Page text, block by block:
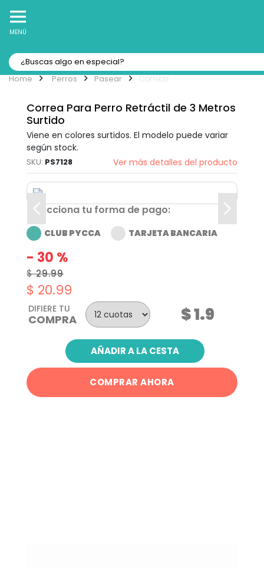
MENÚ
Perros Pasear Correas
Correa Para Perro Retráctil de 3 Metros
Surtido
Viene en colores surtidos. El modelo puede variar
según stock.
PS7128 Ver más detalles del producto
Selecciona tu forma de pago:
CLUB PYCCA TARJETA BANCARIA
- 30 %
29.99
$ 20.99
DIFIERE TU
COMPRA $ 1.9
AÑADIR A LA CESTA
COMPRAR